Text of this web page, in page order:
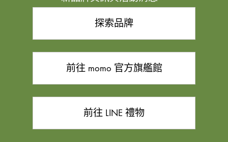
探索品牌
前往 momo 官方旗艦館
前往 LINE 禮物